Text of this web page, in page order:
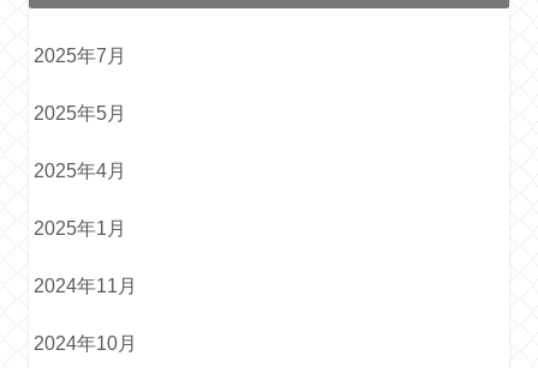
2025年7月
2025年5月
2025年4月
2025年1月
2024年11月
2024年10月